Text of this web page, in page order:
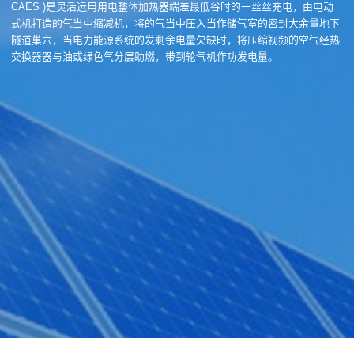
CAES )是灵活运用用电整体加热器端差最低谷时的一丝丝充电，由电动
式机打造的气当中缩减机，将的气当中压入当作储气室的密封大余量地下
隧道巢穴，当电力能源系统的发剩余电量欠缺时，将压缩视频的空气经热
交换器器与油或绿色气分层助燃，带到轮气机作功发电量。